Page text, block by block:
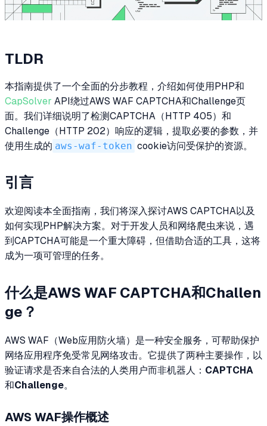
TLDR
本指南提供了一个全面的分步教程，介绍如何使用PHP和
CapSolver API绕过AWS WAF CAPTCHA和Challenge页
面。我们详细说明了检测CAPTCHA（HTTP 405）和
Challenge（HTTP 202）响应的逻辑，提取必要的参数，并
使用生成的 aws-waf-token cookie访问受保护的资源。
引言
欢迎阅读本全面指南，我们将深入探讨AWS CAPTCHA以及
如何实现PHP解决方案。对于开发人员和网络爬虫来说，遇
到CAPTCHA可能是一个重大障碍，但借助合适的工具，这将
成为一项可管理的任务。
什么是AWS WAF CAPTCHA和Challen
ge？
AWS WAF（Web应用防火墙）是一种安全服务，可帮助保护
网络应用程序免受常见网络攻击。它提供了两种主要操作，以
验证请求是否来自合法的人类用户而非机器人： CAPTCHA
和Challenge。
AWS WAF操作概述